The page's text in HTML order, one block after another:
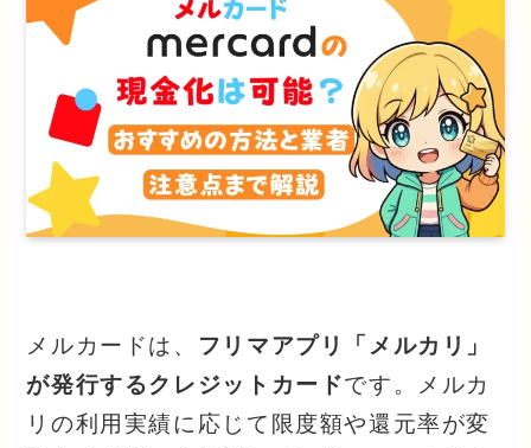
メルカードは、
フリマアプリ「メルカリ」
が発行するクレジットカードです。メルカ
リの利用実績に応じて限度額や還元率が変